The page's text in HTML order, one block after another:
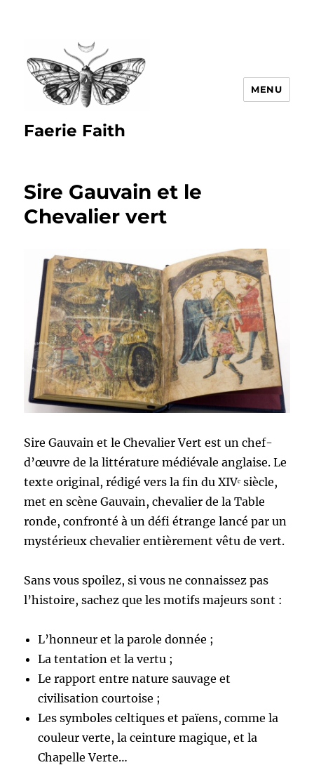
Faerie Faith
MENU
Sire Gauvain et le
Chevalier vert
Sire Gauvain et le Chevalier Vert est un chef-
d’œuvre de la littérature médiévale anglaise. Le
texte original, rédigé vers la fin du XIVᵉ siècle,
met en scène Gauvain, chevalier de la Table
ronde, confronté à un défi étrange lancé par un
mystérieux chevalier entièrement vêtu de vert.
Sans vous spoilez, si vous ne connaissez pas
l’histoire, sachez que les motifs majeurs sont :
L’honneur et la parole donnée ;
La tentation et la vertu ;
Le rapport entre nature sauvage et
civilisation courtoise ;
Les symboles celtiques et païens, comme la
couleur verte, la ceinture magique, et la
Chapelle Verte…